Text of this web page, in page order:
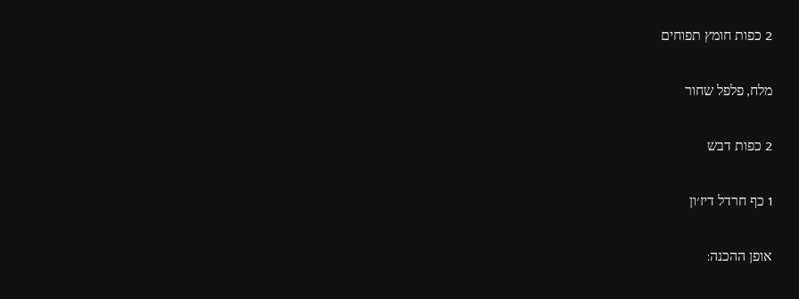
2 כפות חומץ תפוחים
מלח, פלפל שחור
2 כפות דבש
1 כף חרדל דיז׳ון
אופן ההכנה: